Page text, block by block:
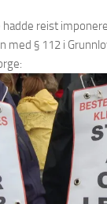
reist
med § 112 i